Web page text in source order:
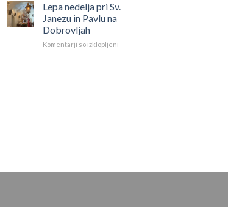
med
Lepa nedelja pri Sv.
Janezu in Pavlu na
Dobrovljah
Komentarji so izklopljeniza